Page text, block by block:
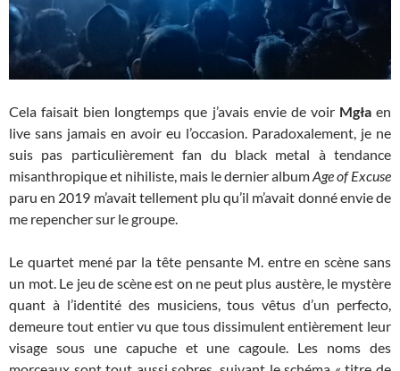
Cela faisait bien longtemps que j’avais envie de voir Mgłaen
live sans jamais en avoir eu l’occasion. Paradoxalement, je ne
suis pas particulièrement fan du black metal à tendance
misanthropique et nihiliste, mais le dernier albumAge of Excuse
paru en 2019 m’avait tellement plu qu’il m’avait donné envie de
me repencher sur le groupe.
Le quartet mené par la tête pensante M. entre en scène sans
un mot. Le jeu de scène est on ne peut plus austère, le mystère
quant à l’identité des musiciens, tous vêtus d’un perfecto,
demeure tout entier vu que tous dissimulent entièrement leur
visage sous une capuche et une cagoule. Les noms des